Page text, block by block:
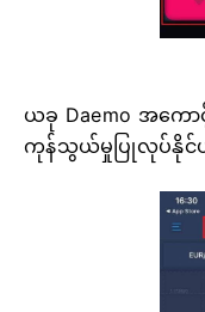
ယခု Daemo အကေ
ကုန်သွယ်မှုပြုလုပ်နိုင်ပါ